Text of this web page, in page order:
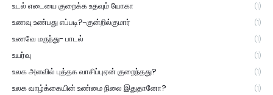
உடல் எடையை குறைக்க உதவும் யோகா (1)
உணவு உண்பது எப்படி?-குன்றில்குமார் (1)
உணவே மருந்து- பாடல் (1)
உயர்வு (1)
உலக அளவில் புத்தக வாசிப்புஏன் குறைந்தது? (1)
உலக வாழ்க்கையின் உண்மை நிலை இதுதானோ? (1)